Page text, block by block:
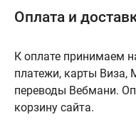
Оплата и
К оплате принимаем
платежи, карты Виза,
переводы Вебмани.
корзину сайта.